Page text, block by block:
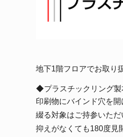
地下1階フロアでお取り
◆プラスチックリング製
印刷物にバインド穴を
綴る対象はご持参いた
抑えがなくても180度見